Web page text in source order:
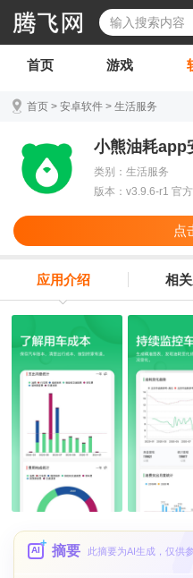
首页 游戏
首页 > 安卓软件 > 生活服务
小熊油耗app
类别：生活服务
版本：v3.9.6-r1 官
点
应用介绍 相
AI 摘要 此摘要为AI生成，仅供